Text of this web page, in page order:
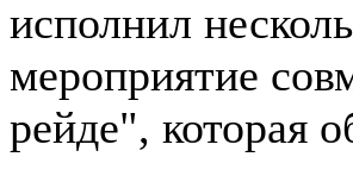
исполнил
мероприятие
рейде", которая